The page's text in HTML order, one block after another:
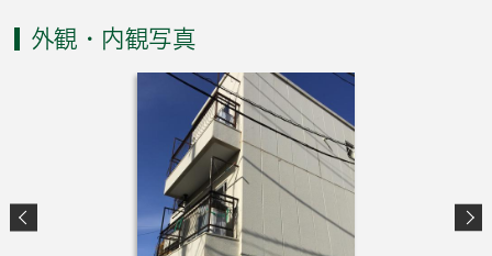
外観・内観写真